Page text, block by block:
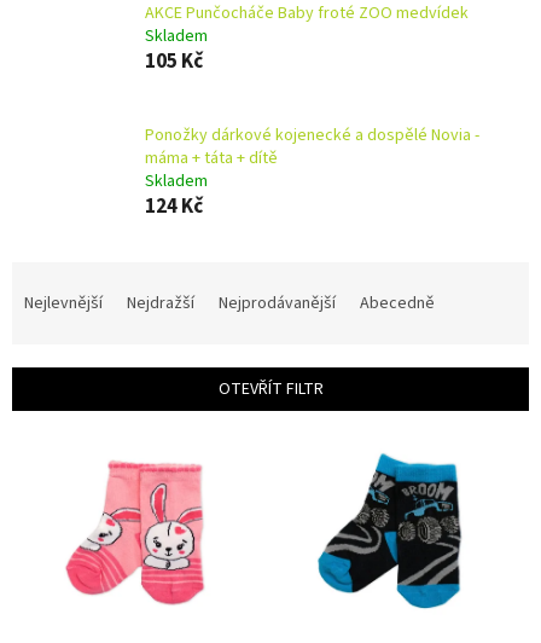
AKCE Punčocháče Baby froté ZOO medvídek
Skladem
105 Kč
Ponožky dárkové kojenecké a dospělé Novia -
máma + táta + dítě
Skladem
124 Kč
í
Nejlevnější Nejdražší Nejprodávanější Abecedně
OTEVŘÍT FILTR